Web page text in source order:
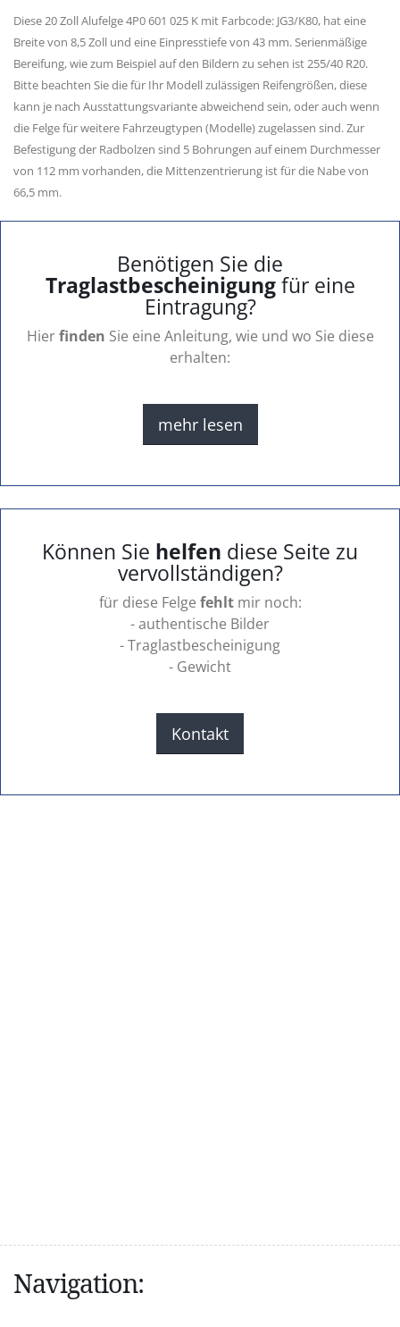
Diese 20 Zoll Alufelge 4P0 601 025 K mit Farbcode: JG3/K80, hat eine
Breite von 8,5 Zoll und eine Einpresstiefe von 43 mm. Serienmäßige
Bereifung, wie zum Beispiel auf den Bildern zu sehen ist 255/40 R20.
Bitte beachten Sie die für Ihr Modell zulässigen Reifengrößen, diese
kann je nach Ausstattungsvariante abweichend sein, oder auch wenn
die Felge für weitere Fahrzeugtypen (Modelle) zugelassen sind. Zur
Befestigung der Radbolzen sind 5 Bohrungen auf einem Durchmesser
von 112 mm vorhanden, die Mittenzentrierung ist für die Nabe von
66,5 mm.
Benötigen Sie die
Traglastbescheinigungfür eine
Eintragung?
Hierfinden Sie eine Anleitung, wie und wo Sie diese
erhalten:
mehr lesen
Können Sie helfen diese Seite zu
vervollständigen?
für diese Felge fehltmir noch:
- authentische Bilder
- Traglastbescheinigung
- Gewicht
Kontakt
Navigation: